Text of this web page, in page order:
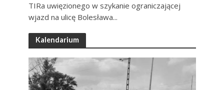
TIRa uwięzionego w szykanie ograniczającej
wjazd na ulicę Bolesława...
Kalendarium